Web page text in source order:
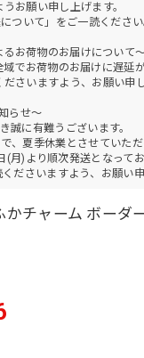
お願い申し上げます。
ついて」をご一読ください
お荷物のお届けについて
でお荷物のお届けに遅延が
さいますよう、お願い申し
らせ～
誠に有難うございます。
夏季休業とさせていただ
)より順次発送となってお
ださいますよう、お願い申
かチャーム ボーダ